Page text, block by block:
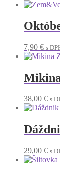
7,90 € s
38,00 € s
29,00 € s